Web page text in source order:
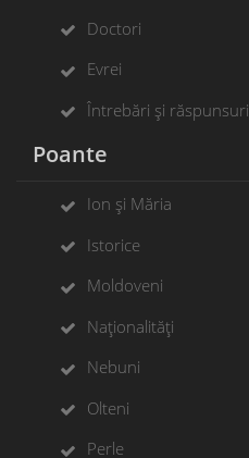
Doctori
Evrei
Întrebări și răspunsuri
Poante
Ion și Măria
Istorice
Moldoveni
Naționalități
Nebuni
Olteni
Perle